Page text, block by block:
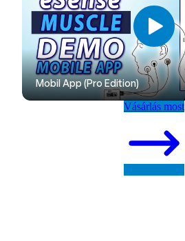
Mobil App (Pro Edition)
Vásárlás most